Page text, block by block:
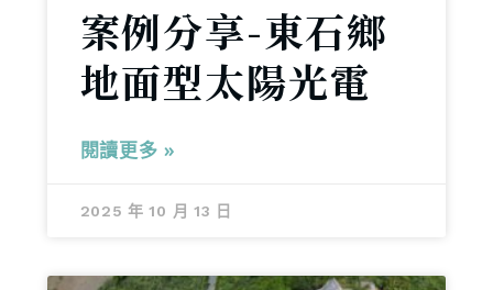
案例分享-東石鄉
地面型太陽光電
閱讀更多 »
2025 年 10 月 13 日